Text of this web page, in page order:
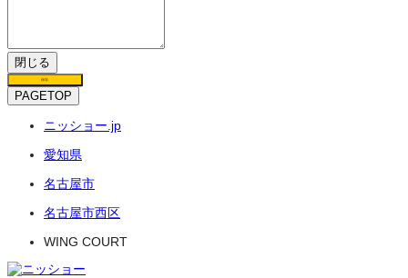
閉じる
保存
PAGETOP
ニッショー.jp
愛知県
名古屋市
名古屋市西区
WING COURT